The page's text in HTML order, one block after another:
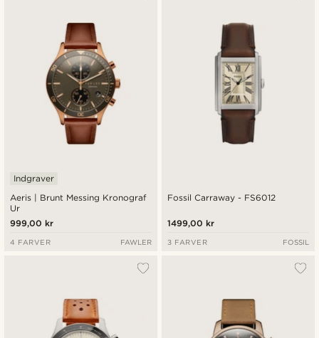
Aeris | Brunt Messing Kronograf
Ur
Indgraver
999,00 kr
4 FARVER FAWLER
Fossil Carraway - FS6012
1499,00 kr
3 FARVER FOSSIL